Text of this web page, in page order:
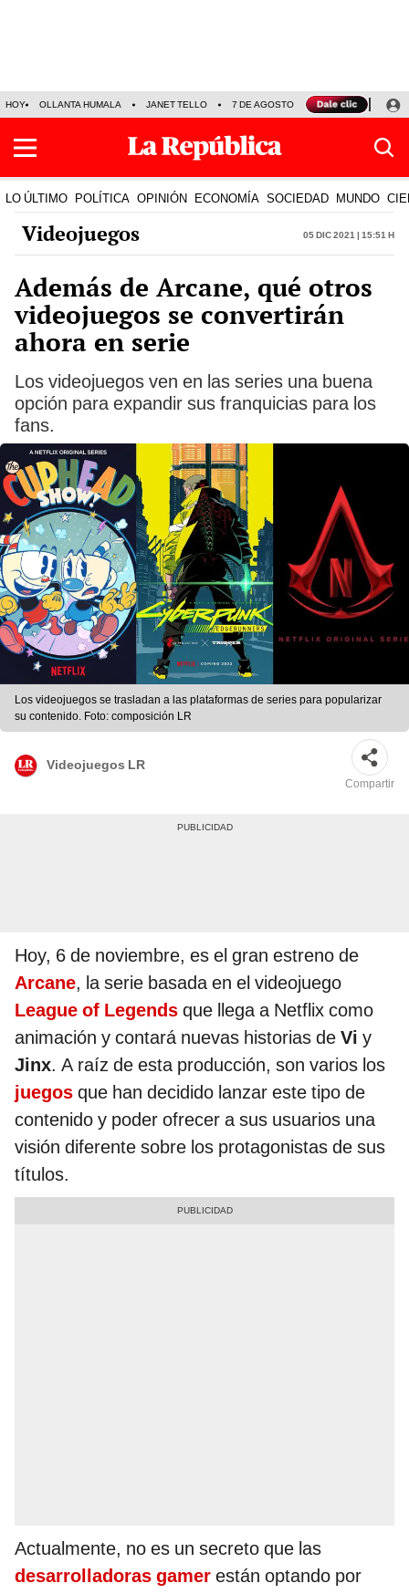
HOY OLLANTA HUMALA JANET TELLO 7 DE AGOSTO TINKA RESULTADOS
LO ÚLTIMO POLÍTICA OPINIÓN ECONOMÍA SOCIEDAD MUNDO
Videojuegos 05 Dic 2021 | 15:51 h
Además de Arcane, qué otros
videojuegos se convertirán
ahora en serie
Los videojuegos ven en las series una buena
opción para expandir sus franquicias para los
fans.
Los videojuegos se trasladan a las plataformas de series para popularizar
su contenido. Foto: composición LR
Videojuegos LR
Compartir
Hoy, 6 de noviembre, es el gran estreno de
Arcane, la serie basada en el videojuego
League of Legends que llega a Netflix como
animación y contará nuevas historias de Vi y
Jinx. A raíz de esta producción, son varios los
juegos que han decidido lanzar este tipo de
contenido y poder ofrecer a sus usuarios una
visión diferente sobre los protagonistas de sus
títulos.
Actualmente, no es un secreto que las
desarrolladoras gamer están optando por